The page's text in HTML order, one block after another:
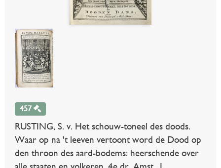
457
RUSTING, S. v. Het schouw-toneel des doods.
Waar op na 't leeven vertoont word de Dood op
den throon des aard-bodems: heerschende over